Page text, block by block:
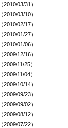
（2010/03/31）
（2010/03/10）
（2010/02/17）
（2010/01/27）
（2010/01/06）
（2009/12/16）
（2009/11/25）
（2009/11/04）
（2009/10/14）
（2009/09/23）
（2009/09/02）
（2009/08/12）
（2009/07/22）